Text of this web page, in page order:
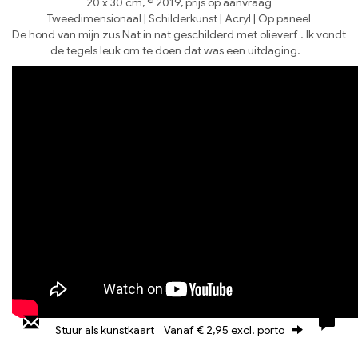
Tweedimensionaal | Schilderkunst | Acryl | Op paneel
De hond van mijn zus Nat in nat geschilderd met olieverf . Ik vondt
de tegels leuk om te doen dat was een uitdaging.
Stuur als kunstkaart Vanaf € 2,95 excl. porto